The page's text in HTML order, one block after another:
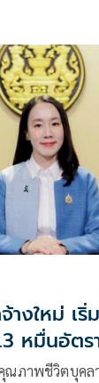
างใหม่ เ
หมื่นอัตร
ณภาพชีวิตบุคล